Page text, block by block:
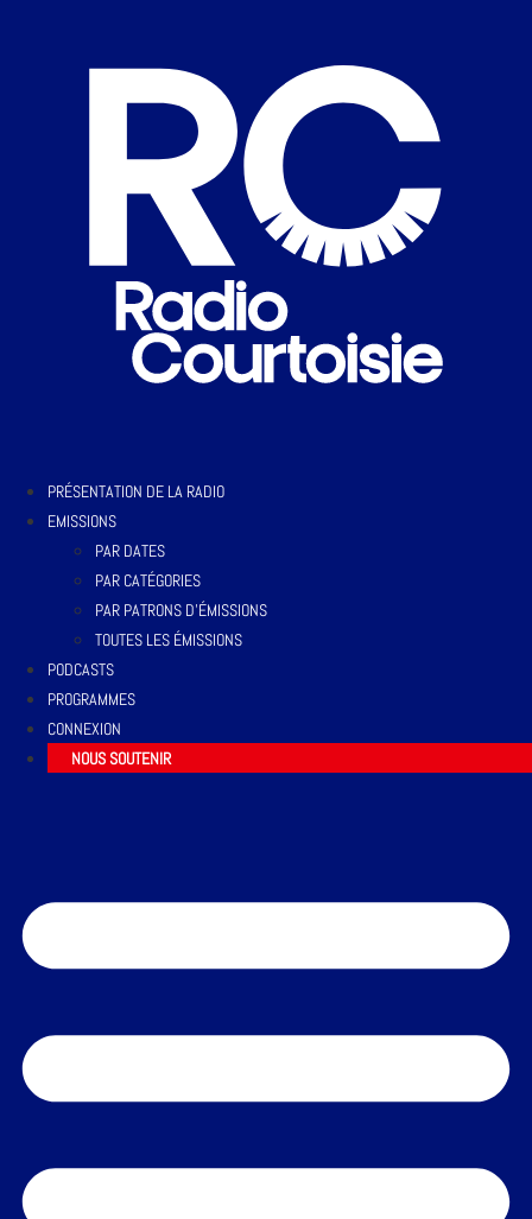
PRÉSENTATION DE LA RADIO
EMISSIONS
PAR DATES
PAR CATÉGORIES
PAR PATRONS D’ÉMISSIONS
TOUTES LES ÉMISSIONS
PODCASTS
PROGRAMMES
CONNEXION
NOUS SOUTENIR